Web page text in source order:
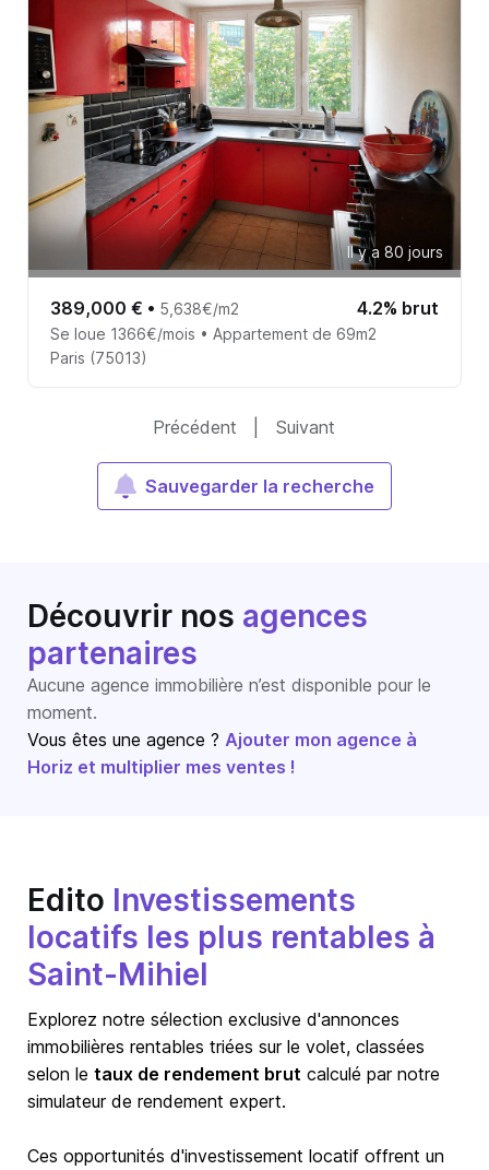
Il y a 80 jours
389,000 € • 5,638€/m2 4.2% brut
Se loue 1366€/mois • Appartement de 69m2
Paris (75013)
Précédent Suivant
Sauvegarder la recherche
Découvrir nos agences
partenaires
Aucune agence immobilière n’est disponible pour le
moment.
Vous êtes une agence ? Ajouter mon agence à
Horiz et multiplier mes ventes !
Edito Investissements
locatifs les plus rentables à
Saint-Mihiel
Explorez notre sélection exclusive d'annonces
immobilières rentables triées sur le volet, classées
selon le taux de rendement brut calculé par notre
simulateur de rendement expert.
Ces opportunités d'investissement locatif offrent un